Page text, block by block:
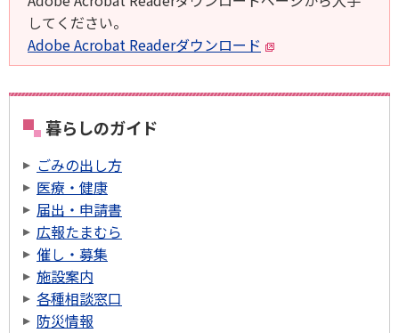
してください。
Adobe Acrobat Readerダウンロード
暮らしのガイド
ごみの出し方
医療・健康
届出・申請書
広報たまむら
催し・募集
施設案内
各種相談窓口
防災情報